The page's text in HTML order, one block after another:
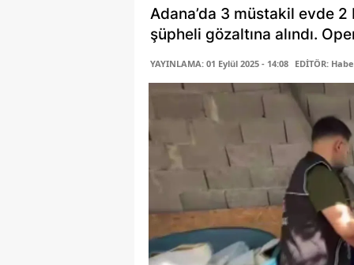
Adana’da 3 müstakil evde
şüpheli gözaltına alındı.
YAYINLAMA: 01 Eylül 2025 - 14:08 EDİTÖR: